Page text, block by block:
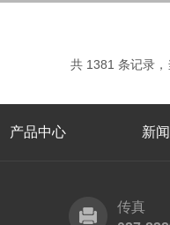
共 1381 条记录
产品中心 新
传真